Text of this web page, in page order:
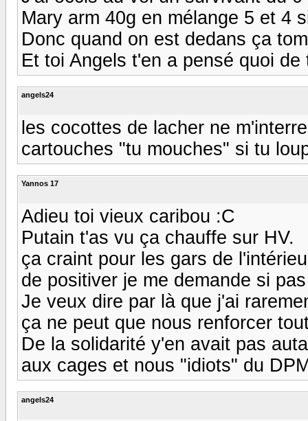
Mary arm 40g en mélange 5 et 4
Donc quand on est dedans ça
Et toi Angels t'en a pensé quoi
angels24
les cocottes de lacher ne
cartouches "tu mouches" si tu
Yannos 17
Adieu toi vieux caribou :C
Putain t'as vu ça chauffe sur HV.
ça craint pour les gars de
de positiver je me demande si
Je veux dire par là que j'ai
ça ne peut que nous renforcer
De la solidarité y'en avait pas
aux cages et nous "idiots" du
angels24